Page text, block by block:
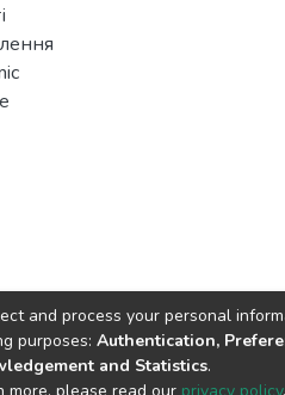
and process your personal
purposes: Authentication,
and Statistics.